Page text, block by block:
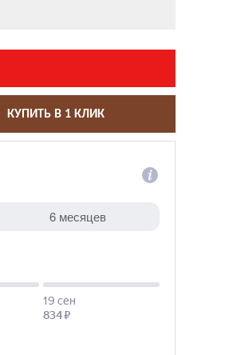
КУПИТЬ В 1 КЛИК